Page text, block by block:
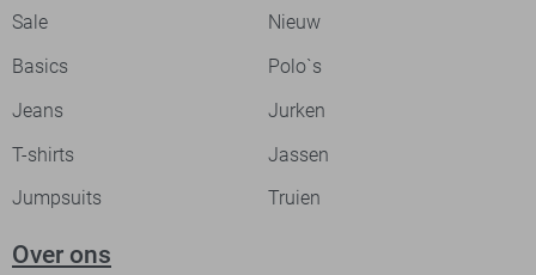
Sale
Nieuw
Basics
Polo`s
Jeans
Jurken
T-shirts
Jassen
Jumpsuits
Truien
Over ons